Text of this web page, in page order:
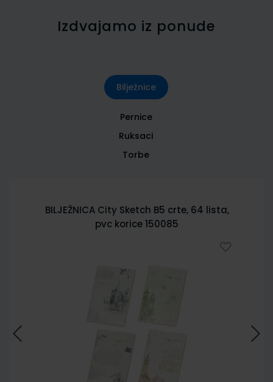
Izdvajamo iz ponude
Bilježnice
Pernice
Ruksaci
Torbe
BILJEŽNICA City Sketch B5 crte, 64 lista,
pvc korice 150085